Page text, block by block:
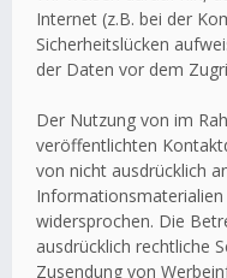
Internet (z.B. bei der
Sicherheitslücken
der Daten vor dem
Der Nutzung von im
veröffentlichten
von nicht ausdrücklich
widersprochen. Die
ausdrücklich rechtliche
Zusendung von